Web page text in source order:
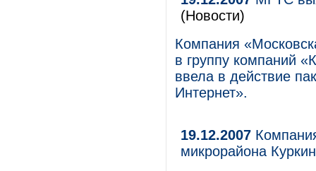
(Новости)
Компания
в группу компаний
ввела в действие
Интернет».
19.12.2007
микрорайона